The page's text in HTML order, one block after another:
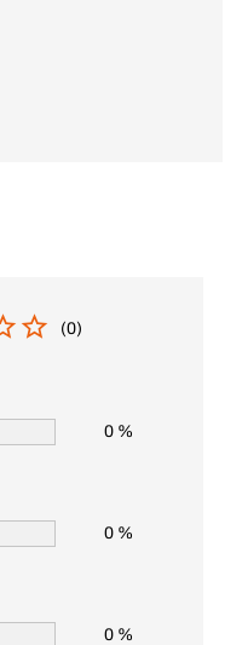
(0)
0 %
0 %
0 %